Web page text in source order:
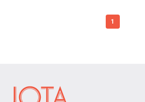
1